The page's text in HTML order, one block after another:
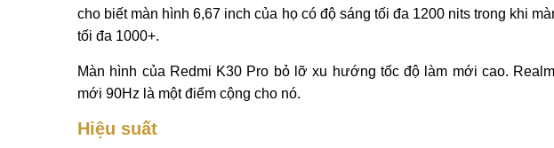
cho biết màn hình 6,67 inch của họ có độ sáng tối đa 1200 nits trong khi
tối đa 1000+.
Màn hình của Redmi K30 Pro bỏ lỡ xu hướng tốc độ làm mới cao.
mới 90Hz là một điểm cộng cho nó.
Hiệu suất